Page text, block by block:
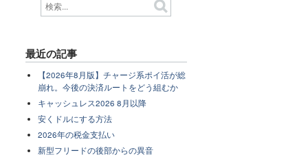
最近の記事
【2026年8月版】チャージ系ポイ活が総
崩れ。今後の決済ルートをどう組むか
キャッシュレス2026 8月以降
安くドルにする方法
2026年の税金支払い
新型フリードの後部からの異音